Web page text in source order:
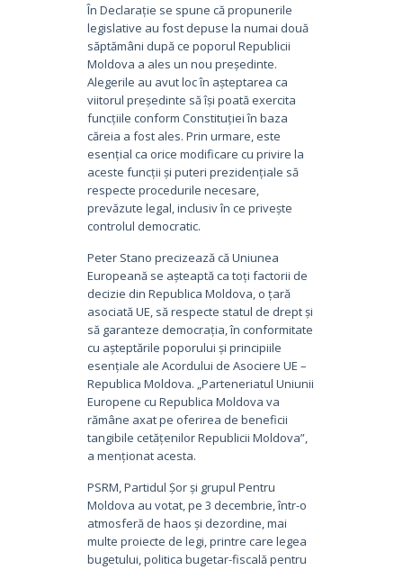
În Declarație se spune că propunerile
legislative au fost depuse la numai două
săptămâni după ce poporul Republicii
Moldova a ales un nou președinte.
Alegerile au avut loc în așteptarea ca
viitorul președinte să își poată exercita
funcțiile conform Constituției în baza
căreia a fost ales. Prin urmare, este
esențial ca orice modificare cu privire la
aceste funcții și puteri prezidențiale să
respecte procedurile necesare,
prevăzute legal, inclusiv în ce privește
controlul democratic.
Peter Stano precizează că Uniunea
Europeană se așteaptă ca toți factorii de
decizie din Republica Moldova, o țară
asociată UE, să respecte statul de drept și
să garanteze democrația, în conformitate
cu așteptările poporului și principiile
esențiale ale Acordului de Asociere UE –
Republica Moldova. „Parteneriatul Uniunii
Europene cu Republica Moldova va
rămâne axat pe oferirea de beneficii
tangibile cetățenilor Republicii Moldova”,
a menționat acesta.
PSRM, Partidul Șor și grupul Pentru
Moldova au votat, pe 3 decembrie, într-o
atmosferă de haos și dezordine, mai
multe proiecte de legi, printre care legea
bugetului, politica bugetar-fiscală pentru